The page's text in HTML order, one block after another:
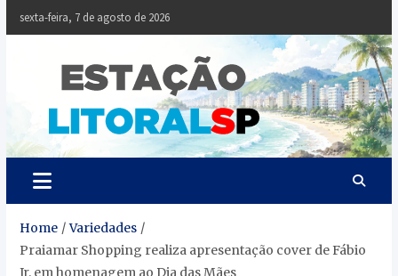
sexta-feira, 7 de agosto de 2026
Litoral
Notícias da
Baixada Santista
Home
Variedades
Praiamar Shopping realiza apresentação cover de Fábio
Jr. em homenagem ao Dia das Mães